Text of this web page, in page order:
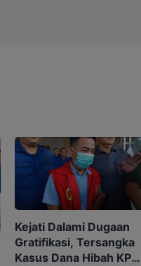
Kejati Dalami Dugaan
Gratifikasi, Tersangka
Kasus Dana Hibah KPU